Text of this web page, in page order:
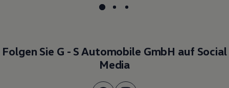
Folgen Sie G - S Automobile GmbH auf Social
Media